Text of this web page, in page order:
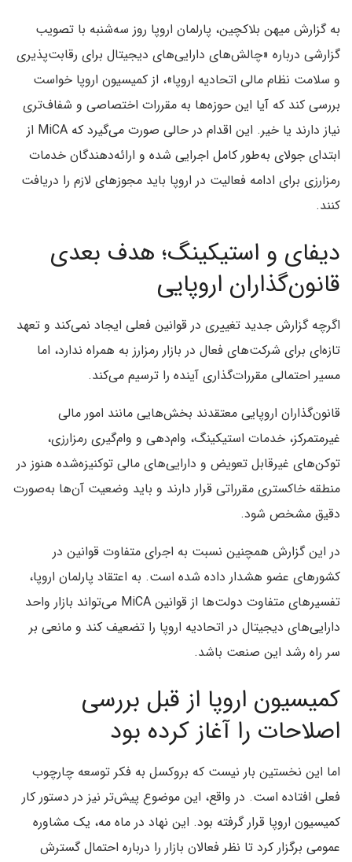
به گزارش میهن بلاکچین، پارلمان اروپا روز سه‌شنبه با تصویب
گزارشی درباره «چالش‌های دارایی‌های دیجیتال برای رقابت‌پذیری
و سلامت نظام مالی اتحادیه اروپا»، از کمیسیون اروپا خواست
بررسی کند که آیا این حوزه‌ها به مقررات اختصاصی و شفاف‌تری
نیاز دارند یا خیر. این اقدام در حالی صورت می‌گیرد که MiCA از
ابتدای جولای به‌طور کامل اجرایی شده و ارائه‌دهندگان خدمات
رمزارزی برای ادامه فعالیت در اروپا باید مجوزهای لازم را دریافت
کنند.
دیفای و استیکینگ؛ هدف بعدی
قانون‌گذاران اروپایی
اگرچه گزارش جدید تغییری در قوانین فعلی ایجاد نمی‌کند و تعهد
تازه‌ای برای شرکت‌های فعال در بازار رمزارز به همراه ندارد، اما
مسیر احتمالی مقررات‌گذاری آینده را ترسیم می‌کند.
قانون‌گذاران اروپایی معتقدند بخش‌هایی مانند امور مالی
غیرمتمرکز، خدمات استیکینگ، وام‌دهی و وام‌گیری رمزارزی،
توکن‌های غیرقابل تعویض و دارایی‌های مالی توکنیزه‌شده هنوز در
منطقه خاکستری مقرراتی قرار دارند و باید وضعیت آن‌ها به‌صورت
دقیق مشخص شود.
در این گزارش همچنین نسبت به اجرای متفاوت قوانین در
کشورهای عضو هشدار داده شده است. به اعتقاد پارلمان اروپا،
تفسیرهای متفاوت دولت‌ها از قوانین MiCA می‌تواند بازار واحد
دارایی‌های دیجیتال در اتحادیه اروپا را تضعیف کند و مانعی بر
سر راه رشد این صنعت باشد.
کمیسیون اروپا از قبل بررسی
اصلاحات را آغاز کرده بود
اما این نخستین بار نیست که بروکسل به فکر توسعه چارچوب
فعلی افتاده است. در واقع، این موضوع پیش‌تر نیز در دستور کار
کمیسیون اروپا قرار گرفته بود. این نهاد در ماه مه، یک مشاوره
عمومی برگزار کرد تا نظر فعالان بازار را درباره احتمال گسترش